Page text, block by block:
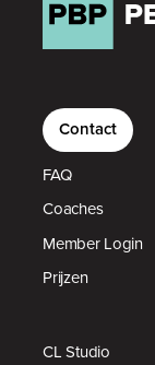
Contact
FAQ
Coaches
Member Login
Prijzen
CL Studio